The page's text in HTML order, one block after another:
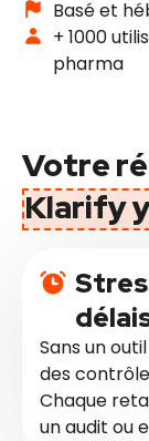
Basé et
+ 1000
pharma
Votre
Klarify
Sans un
des
Chaque
un audit ou